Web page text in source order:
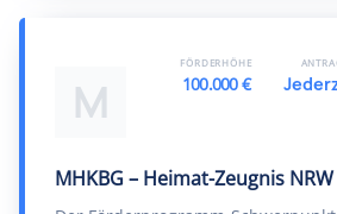
M
MHKBG – Heimat-Zeugnis NRW
FÖRDERHÖHE
100.000 €